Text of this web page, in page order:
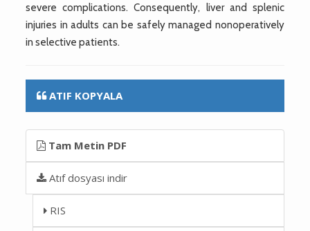
severe complications. Consequently, liver and splenic
injuries in adults can be safely managed nonoperatively
in selective patients.
ATIF KOPYALA
Tam Metin PDF
Atıf dosyası indir
RIS